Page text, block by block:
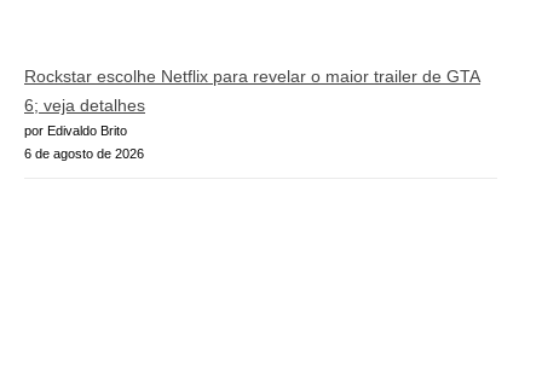
Rockstar escolhe Netflix para revelar o maior trailer de GTA
6; veja detalhes
por Edivaldo Brito
6 de agosto de 2026